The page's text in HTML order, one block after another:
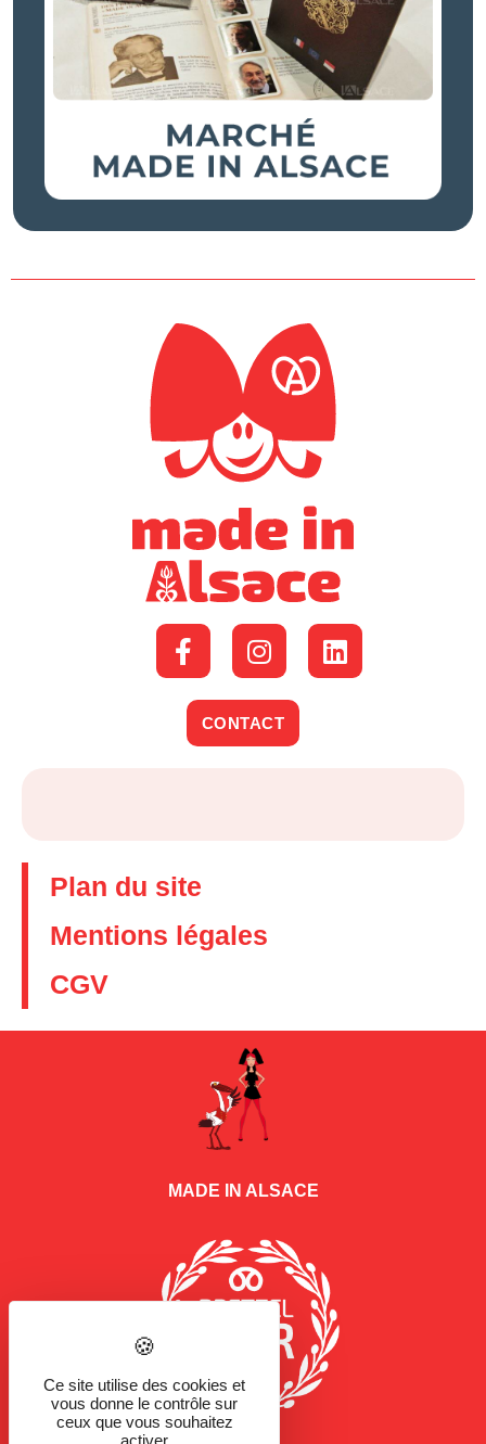
CONTACT
Plan du site
Mentions légales
CGV
MADE IN ALSACE
Ce site utilise des cookies et
vous donne le contrôle sur
ceux que vous souhaitez
activer